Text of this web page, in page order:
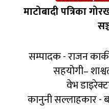
माटोबादी पत्रिका
सम्पादक - राजन
सहयोगी–
वेभ
कानुनी सल्लाहकार -